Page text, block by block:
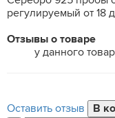
регулируемый от 18
Отзывы о товаре
у данного
Оставить отзыв